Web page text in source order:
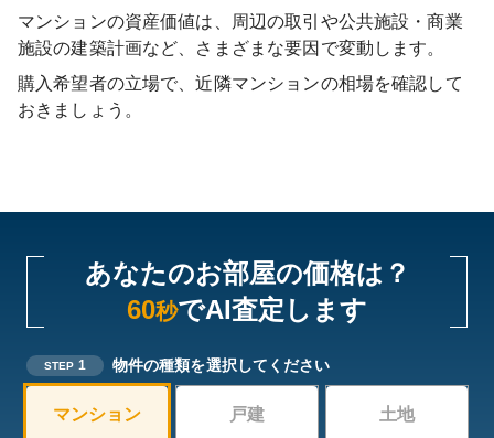
マンションの資産価値は、周辺の取引や公共施設・商業
施設の建築計画など、さまざまな要因で変動します。
購入希望者の立場で、近隣マンションの相場を確認して
おきましょう。
あなたのお部屋の価格は？
60秒でAI査定します
STEP 1 物件の種類を選択してください
マンション 戸建 土地